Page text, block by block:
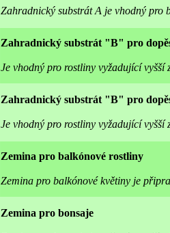
Zahradnický substrát A je vhodný pro
Zahradnický substrát "B" pro
Je vhodný pro rostliny vyžadující vyšší
Zahradnický substrát "B" pro
Je vhodný pro rostliny vyžadující vyšší
Zemina pro balkónové rostliny
Zemina pro balkónové květiny je
Zemina pro bonsaje